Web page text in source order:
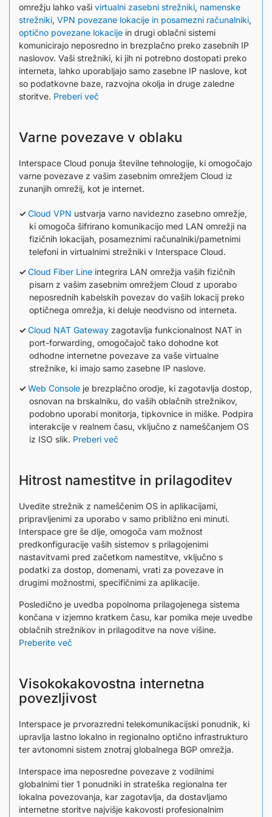
omrežju lahko vaši virtualni zasebni strežniki, namenske
strežniki, VPN povezane lokacije in posamezni računalniki,
optično povezane lokacije in drugi oblačni sistemi
komunicirajo neposredno in brezplačno preko zasebnih IP
naslovov. Vaši strežniki, ki jih ni potrebno dostopati preko
interneta, lahko uporabljajo samo zasebne IP naslove, kot
so podatkovne baze, razvojna okolja in druge zaledne
storitve. Preberi več
Varne povezave v oblaku
Interspace Cloud ponuja številne tehnologije, ki omogočajo
varne povezave z vašim zasebnim omrežjem Cloud iz
zunanjih omrežij, kot je internet.
Cloud VPN ustvarja varno navidezno zasebno omrežje,
ki omogoča šifrirano komunikacijo med LAN omrežji na
fizičnih lokacijah, posameznimi računalniki/pametnimi
telefoni in virtualnimi strežniki v Interspace Cloud.
Cloud Fiber Line integrira LAN omrežja vaših fizičnih
pisarn z vašim zasebnim omrežjem Cloud z uporabo
neposrednih kabelskih povezav do vaših lokacij preko
optičnega omrežja, ki deluje neodvisno od interneta.
Cloud NAT Gateway zagotavlja funkcionalnost NAT in
port-forwarding, omogočajoč tako dohodne kot
odhodne internetne povezave za vaše virtualne
strežnike, ki imajo samo zasebne IP naslove.
Web Console je brezplačno orodje, ki zagotavlja dostop,
osnovan na brskalniku, do vaših oblačnih strežnikov,
podobno uporabi monitorja, tipkovnice in miške. Podpira
interakcije v realnem času, vključno z nameščanjem OS
iz ISO slik. Preberi več
Hitrost namestitve in prilagoditev
Uvedite strežnik z nameščenim OS in aplikacijami,
pripravljenimi za uporabo v samo približno eni minuti.
Interspace gre še dlje, omogoča vam možnost
predkonfiguracije vaših sistemov s prilagojenimi
nastavitvami pred začetkom namestitve, vključno s
podatki za dostop, domenami, vrati za povezave in
drugimi možnostmi, specifičnimi za aplikacije.
Posledično je uvedba popolnoma prilagojenega sistema
končana v izjemno kratkem času, kar pomika meje uvedbe
oblačnih strežnikov in prilagoditve na nove višine.
Preberite več
Visokokakovostna internetna
povezljivost
Interspace je prvorazredni telekomunikacijski ponudnik, ki
upravlja lastno lokalno in regionalno optično infrastrukturo
ter avtonomni sistem znotraj globalnega BGP omrežja.
Interspace ima neposredne povezave z vodilnimi
globalnimi tier 1 ponudniki in strateška regionalna ter
lokalna povezovanja, kar zagotavlja, da dostavljamo
internetne storitve najvišje kakovosti profesionalnim